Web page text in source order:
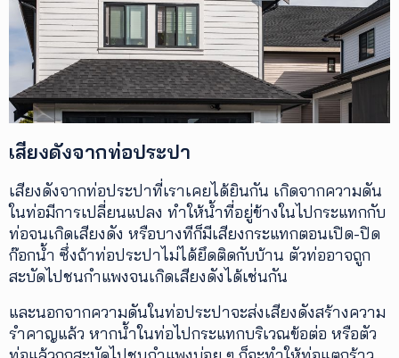
เสียงดังจากท่อประปา
เสียงดังจากท่อประปาที่เราเคยได้ยินกัน เกิดจากความดัน
ในท่อมีการเปลี่ยนแปลง ทำให้น้ำที่อยู่ข้างในไปกระแทกกับ
ท่อจนเกิดเสียงดัง หรือบางทีก็มีเสียงกระแทกตอนเปิด-ปิด
ก๊อกน้ำ ซึ่งถ้าท่อประปาไม่ได้ยึดติดกับบ้าน ตัวท่ออาจถูก
สะบัดไปชนกำแพงจนเกิดเสียงดังได้เช่นกัน
และนอกจากความดันในท่อประปาจะส่งเสียงดังสร้างความ
รำคาญแล้ว หากน้ำในท่อไปกระแทกบริเวณข้อต่อ หรือตัว